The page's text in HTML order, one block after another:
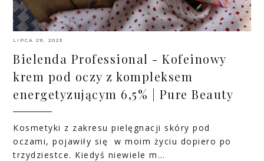
LIPCA 29, 2023
Bielenda Professional - Kofeinowy
krem pod oczy z kompleksem
energetyzującym 6,5% | Pure Beauty
Kosmetyki z zakresu pielęgnacji skóry pod
oczami, pojawiły się w moim życiu dopiero po
trzydziestce. Kiedyś niewiele m…